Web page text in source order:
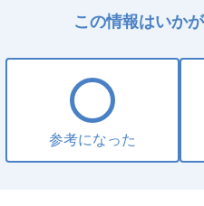
この情報はいか
参考になった